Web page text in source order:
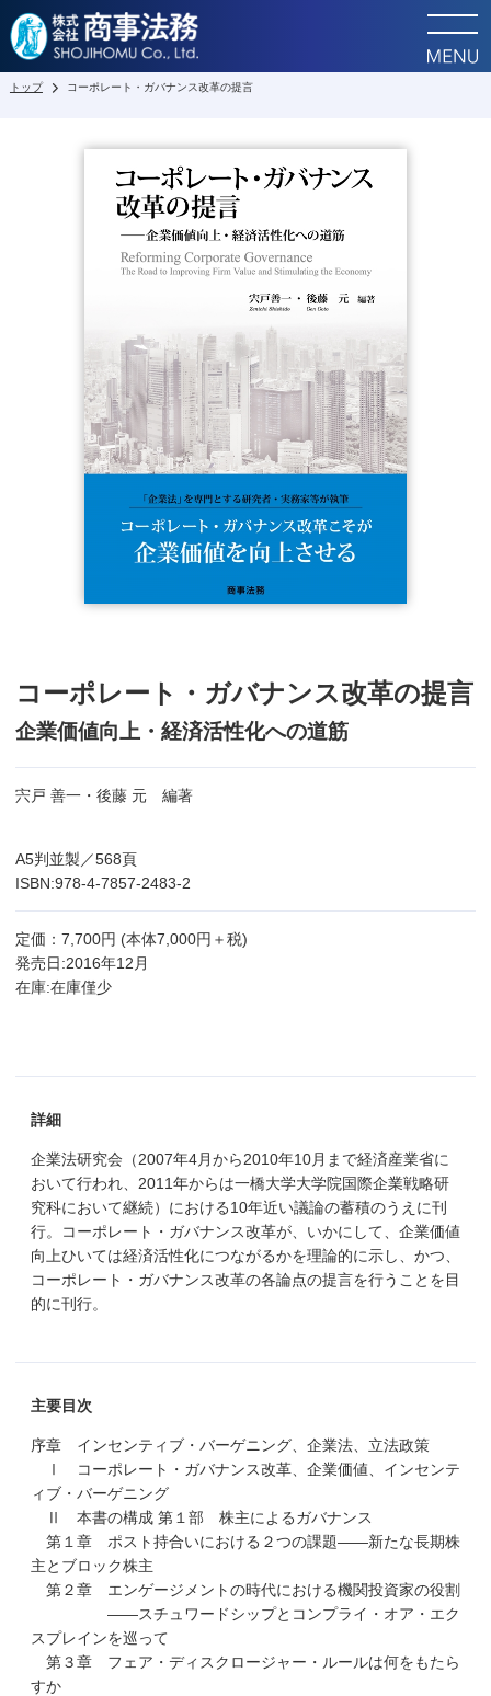
トップ コーポレート・ガバナンス改革の提言
コーポレート・ガバナンス改革の提言
企業価値向上・経済活性化への道筋
宍戸 善一・後藤 元 編著
A5判並製／568頁
ISBN:978-4-7857-2483-2
定価：7,700円 (本体7,000円＋税)
発売日:2016年12月
在庫:在庫僅少
詳細
企業法研究会（2007年4月から2010年10月まで経済産業省に
おいて行われ、2011年からは一橋大学大学院国際企業戦略研
究科において継続）における10年近い議論の蓄積のうえに刊
行。コーポレート・ガバナンス改革が、いかにして、企業価値
向上ひいては経済活性化につながるかを理論的に示し、かつ、
コーポレート・ガバナンス改革の各論点の提言を行うことを目
的に刊行。
主要目次
序章 インセンティブ・バーゲニング、企業法、立法政策
Ⅰ コーポレート・ガバナンス改革、企業価値、インセンテ
ィブ・バーゲニング
Ⅱ 本書の構成 第１部 株主によるガバナンス
第１章 ポスト持合いにおける２つの課題――新たな長期株
主とブロック株主
第２章 エンゲージメントの時代における機関投資家の役割
――スチュワードシップとコンプライ・オア・エク
スプレインを巡って
第３章 フェア・ディスクロージャー・ルールは何をもたら
すか